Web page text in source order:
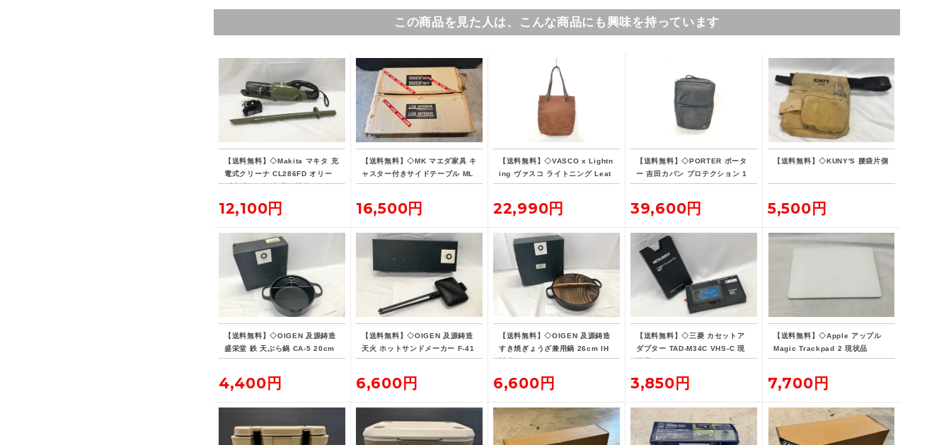
この商品を見た人は、こんな商品にも興味を持っています
【送料無料】◇Makita マキタ 充
電式クリーナ CL286FD オリー
ブ 標準ノズル欠品・社外バッテ
12,100円
【送料無料】◇MK マエダ家具 キ
ャスター付きサイドテーブル ML
E-015
16,500円
【送料無料】◇VASCO x Lightn
ing ヴァスコ ライトニング Leat
her Lover Tote ニベレザー トー
22,990円
【送料無料】◇PORTER ポータ
ー 吉田カバン プロテクション 1
5L デイパック リュックサック
39,600円
【送料無料】◇KUNY'S 腰袋片側
5,500円
【送料無料】◇OIGEN 及源鋳造
盛栄堂 鉄 天ぷら鍋 CA-5 20cm
4,400円
【送料無料】◇OIGEN 及源鋳造
天火 ホットサンドメーカー F-41
6
6,600円
【送料無料】◇OIGEN 及源鋳造
すき焼ぎょうざ兼用鍋 26cm IH
対応
6,600円
【送料無料】◇三菱 カセットア
ダプター TAD-M34C VHS-C 現
状品
3,850円
【送料無料】◇Apple アップル
Magic Trackpad 2 現状品
7,700円